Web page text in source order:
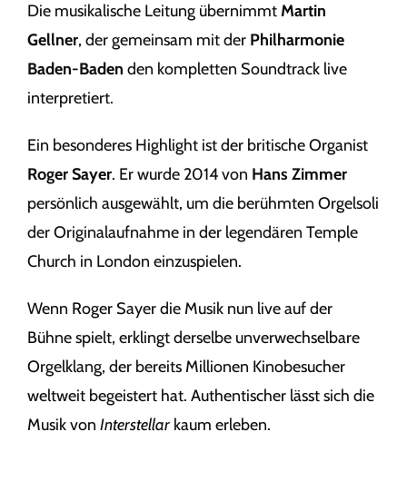
Die musikalische Leitung übernimmtMartin
Gellner, der gemeinsam mit der Philharmonie
Baden-Baden den kompletten Soundtrack live
interpretiert.
Ein besonderes Highlight ist der britische Organist
Roger Sayer. Er wurde 2014 von Hans Zimmer
persönlich ausgewählt, um die berühmten Orgelsoli
der Originalaufnahme in der legendären Temple
Church in London einzuspielen.
Wenn Roger Sayer die Musik nun live auf der
Bühne spielt, erklingt derselbe unverwechselbare
Orgelklang, der bereits Millionen Kinobesucher
weltweit begeistert hat. Authentischer lässt sich die
Musik von Interstellarkaum erleben.